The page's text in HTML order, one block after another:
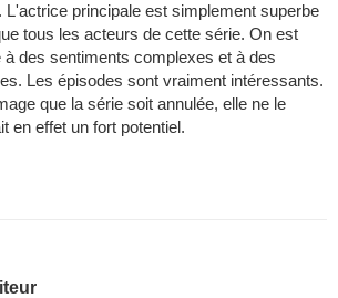
L'actrice principale est simplement superbe
tous les acteurs de cette série. On est
des sentiments complexes et à des
Les épisodes sont vraiment intéressants.
que la série soit annulée, elle ne le
en effet un fort potentiel.